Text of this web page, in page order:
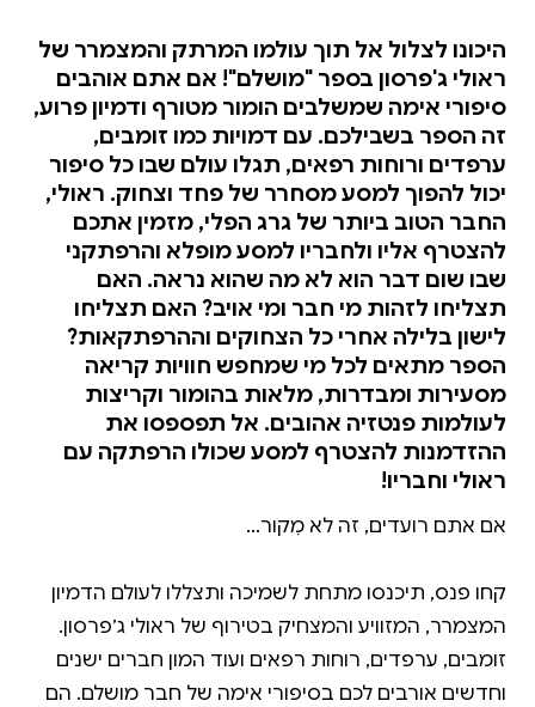
היכונו לצלול אל תוך עולמו המרתק והמצמרר של
ראולי ג'פרסון בספר "מושלם"! אם אתם אוהבים
סיפורי אימה שמשלבים הומור מטורף ודמיון פרוע,
זה הספר בשבילכם. עם דמויות כמו זומבים,
ערפדים ורוחות רפאים, תגלו עולם שבו כל סיפור
יכול להפוך למסע מסחרר של פחד וצחוק. ראולי,
החבר הטוב ביותר של גרג הפלי, מזמין אתכם
להצטרף אליו ולחבריו למסע מופלא והרפתקני
שבו שום דבר הוא לא מה שהוא נראה. האם
תצליחו לזהות מי חבר ומי אויב? האם תצליחו
לישון בלילה אחרי כל הצחוקים וההרפתקאות?
הספר מתאים לכל מי שמחפש חוויות קריאה
מסעירות ומבדרות, מלאות בהומור וקריצות
לעולמות פנטזיה אהובים. אל תפספסו את
ההזדמנות להצטרף למסע שכולו הרפתקה עם
ראולי וחבריו!
קחו פנס, תיכנסו מתחת לשמיכה ותצללו לעולם הדמיון
המצמרר, המזוויע והמצחיק בטירוף של ראולי ג׳פרסון.
זומבים, ערפדים, רוחות רפאים ועוד המון חברים ישנים
וחדשים אורבים לכם בסיפורי אימה של חבר מושלם. הם